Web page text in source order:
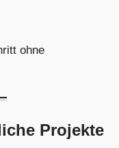
ohne
Projekte